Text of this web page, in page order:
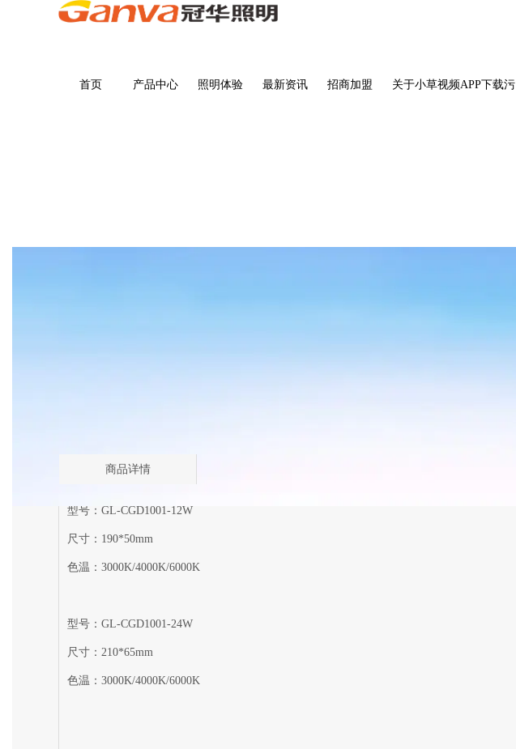
首页 产品中心 照明体验 最新资讯 招商加盟 关于小草视频APP下载污
商品详情
型号：GL-CGD1001-12W
尺寸：190*50mm
色温：3000K/4000K/6000K
型号：GL-CGD1001-24W
尺寸：210*65mm
色温：3000K/4000K/6000K